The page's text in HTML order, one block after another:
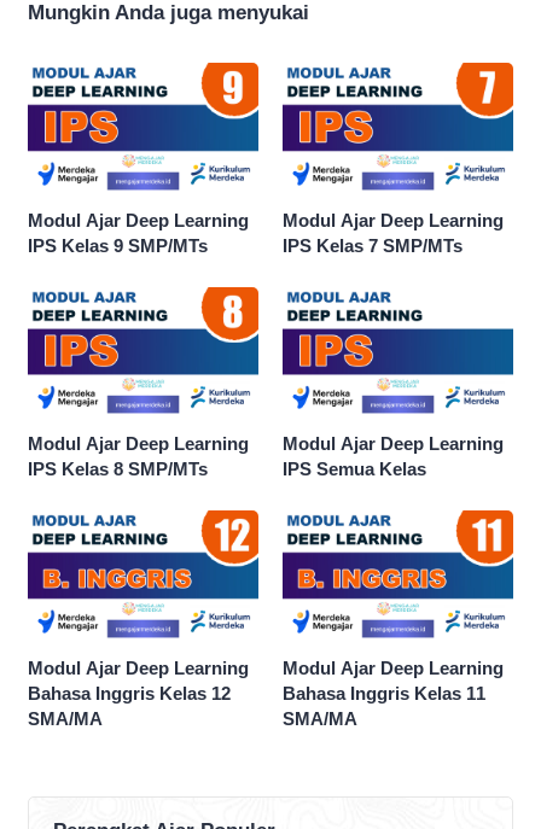
Mungkin Anda juga menyukai
Modul Ajar Deep Learning
IPS Kelas 9 SMP/MTs
Modul Ajar Deep Learning
IPS Kelas 7 SMP/MTs
Modul Ajar Deep Learning
IPS Kelas 8 SMP/MTs
Modul Ajar Deep Learning
IPS Semua Kelas
Modul Ajar Deep Learning
Bahasa Inggris Kelas 12
SMA/MA
Modul Ajar Deep Learning
Bahasa Inggris Kelas 11
SMA/MA